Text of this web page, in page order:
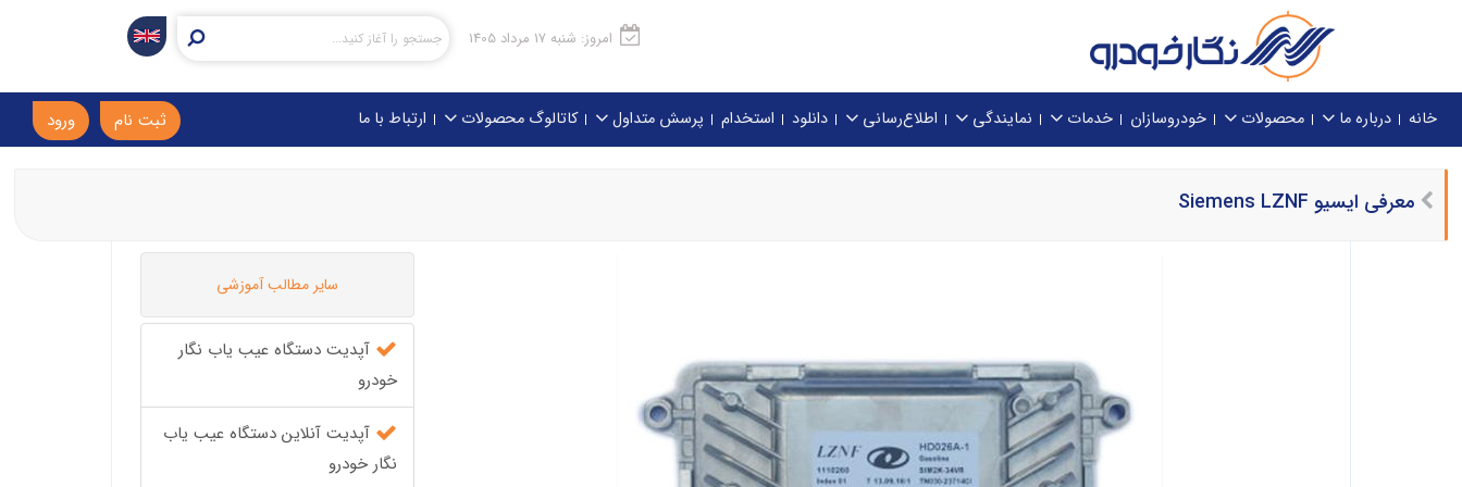
امروز: شنبه 17 مرداد 1405
ورود ثبت نام خانه درباره ما محصولات خودروسازان خدمات نمایندگی اطلاع‌رسانی دانلود استخدام پرسش متداول کاتالوگ محصولات ارتباط با ما
معرفی ایسیو Siemens LZNF
سایر مطالب آموزشی
آپدیت دستگاه عیب یاب نگار
خودرو
آپدیت آنلاین دستگاه عیب یاب
نگار خودرو